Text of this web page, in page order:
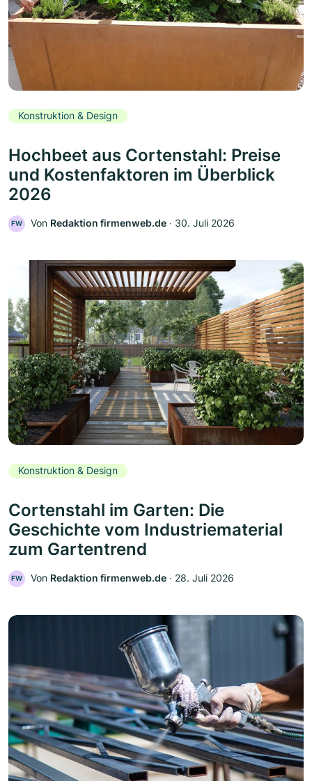
Konstruktion & Design
Hochbeet aus Cortenstahl: Preise
und Kostenfaktoren im Überblick
2026
FW Von Redaktion firmenweb.de ‧ 30. Juli 2026
Konstruktion & Design
Cortenstahl im Garten: Die
Geschichte vom Industriematerial
zum Gartentrend
FW Von Redaktion firmenweb.de ‧ 28. Juli 2026